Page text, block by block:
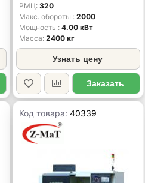
РМЦ 320
Макс. обороты
2000
Мощность
4.00 кВт
Масса 2400 кг
Узнать цену
Заказать
Код товара:40339